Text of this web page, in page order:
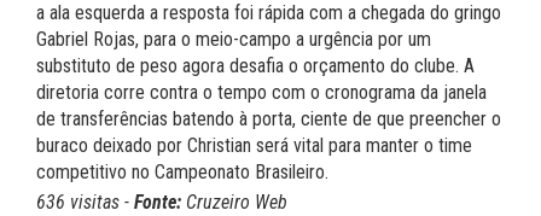
a ala esquerda a resposta foi rápida com a chegada do gringo
Gabriel Rojas, para o meio-campo a urgência por um
substituto de peso agora desafia o orçamento do clube. A
diretoria corre contra o tempo com o cronograma da janela
de transferências batendo à porta, ciente de que preencher o
buraco deixado por Christian será vital para manter o time
competitivo no Campeonato Brasileiro.
636 visitas - Fonte: Cruzeiro Web